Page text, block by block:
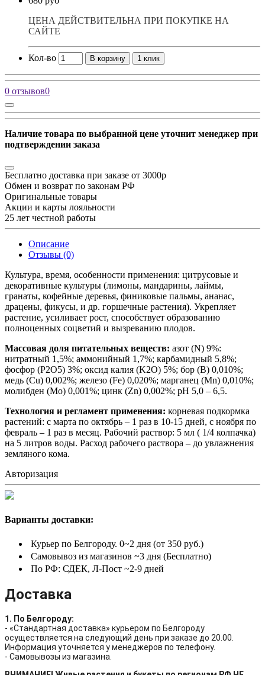
ЦЕНА ДЕЙСТВИТЕЛЬНА ПРИ ПОКУПКЕ НА
САЙТЕ
Кол-во В корзину 1 клик
0 отзывов0
Наличие товара по выбранной цене уточнит менеджер при
подтверждении заказа
Бесплатно доставка при заказе от 3000р
Обмен и возврат по законам РФ
Оригинальные товары
Акции и карты лояльности
25 лет честной работы
Описание
Отзывы (0)
Культура, время, особенности применения: цитрусовые и
декоративные культуры (лимоны, мандарины, лаймы,
гранаты, кофейные деревья, финиковые пальмы, ананас,
драцены, фикусы, и др. горшечные растения). Укрепляет
растение, усиливает рост, способствует образованию
полноценных соцветий и вызреванию плодов.
Массовая доля питательных веществ: азот (N) 9%:
нитратный 1,5%; аммонийный 1,7%; карбамидный 5,8%;
фосфор (P2O5) 3%; оксид калия (K2O) 5%; бор (B) 0,010%;
медь (Cu) 0,002%; железо (Fe) 0,020%; марганец (Mn) 0,010%;
молибден (Mo) 0,001%; цинк (Zn) 0,002%; рH 5,0 – 6,5.
Технология и регламент применения: корневая подкормка
растений: с марта по октябрь – 1 раз в 10-15 дней, с ноября по
февраль – 1 раз в месяц. Рабочий раствор: 5 мл ( 1/4 колпачка)
на 5 литров воды. Расход рабочего раствора – до увлажнения
земляного кома.
Авторизация
Варианты доставки:
Курьер по Белгороду. 0~2 дня (от 350 руб.)
Самовывоз из магазинов ~3 дня (Бесплатно)
По РФ: СДЕК, Л-Пост ~2-9 дней
Доставка
1. По Белгороду:
- «Стандартная доставка» курьером по Белгороду
осуществляется на следующий день при заказе до 20.00.
Информация уточняется у менеджеров по телефону.
- Самовывозы из магазина.